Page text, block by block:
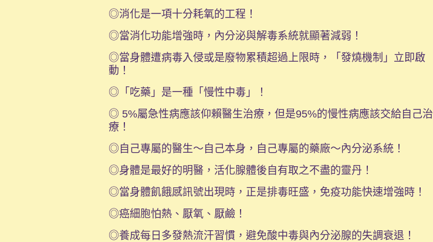
◎消化是一項十分耗氧的工程！
◎當消化功能增強時，內分泌與解毒系統就顯著減弱！
◎當身體遭病毒入侵或是廢物累積超過上限時，「發燒機制」立即啟
動！
◎「吃藥」是一種「慢性中毒」！
◎ 5%屬急性病應該仰賴醫生治療，但是95%的慢性病應該交給自己治
療！
◎自己專屬的醫生～自己本身，自己專屬的藥廠～內分泌系統！
◎身體是最好的明醫，活化腺體後自有取之不盡的靈丹！
◎當身體飢餓感訊號出現時，正是排毒旺盛，免疫功能快速增強時！
◎癌細胞怕熱、厭氧、厭鹼！
◎養成每日多發熱流汗習慣，避免酸中毒與內分泌腺的失調衰退！